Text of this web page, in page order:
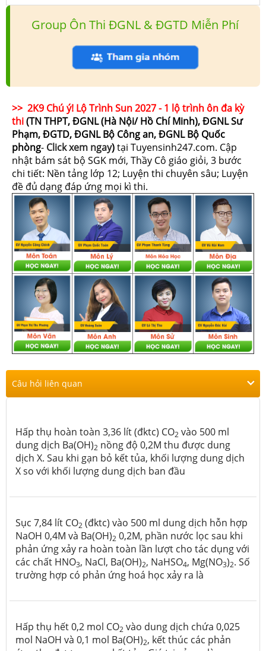
Group Ôn Thi ĐGNL & ĐGTD Miễn Phí
>> 2K9 Chú ý! Lộ Trình Sun 2027 - 1 lộ trình ôn đa kỳ
thi(TN THPT, ĐGNL (Hà Nội/ Hồ Chí Minh), ĐGNL Sư
Phạm, ĐGTD, ĐGNL Bộ Công an, ĐGNL Bộ Quốc
phòng- Click xem ngay)tại Tuyensinh247.com. Cập
nhật bám sát bộ SGK mới, Thầy Cô giáo giỏi, 3 bước
chi tiết: Nền tảng lớp 12; Luyện thi chuyên sâu; Luyện
đề đủ dạng đáp ứng mọi kì thi.
Câu hỏi liên quan
Hấp thụ hoàn toàn 3,36 lít (đktc) CO2 vào 500 ml
dung dịch Ba(OH)2 nồng độ 0,2M thu được dung
dịch X. Sau khi gạn bỏ kết tủa, khối lượng dung dịch
X so với khối lượng dung dịch ban đầu
Sục 7,84 lít CO2 (đktc) vào 500 ml dung dịch hỗn hợp
NaOH 0,4M và Ba(OH)2 0,2M, phần nước lọc sau khi
phản ứng xảy ra hoàn toàn lần lượt cho tác dụng với
các chất HNO3, NaCl, Ba(OH)2, NaHSO4, Mg(NO­3)2. Số
trường hợp có phản ứng hoá học xảy ra là
Hấp thụ hết 0,2 mol CO2 vào dung dịch chứa 0,025
mol NaOH và 0,1 mol Ba(OH)2, kết thúc các phản